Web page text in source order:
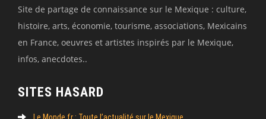
Site de partage de connaissance sur le Mexique : culture,
histoire, arts, économie, tourisme, associations, Mexicains
en France, oeuvres et artistes inspirés par le Mexique,
infos, anecdotes..
SITES HASARD
Le Monde.fr : Toute l’actualité sur le Mexique